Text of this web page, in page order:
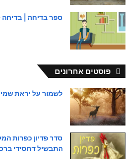
ספר בדיחה |
פוסטים אחרונים
לשמור על יראת
סדר פדיון כפרות
התבשיל דחסידי